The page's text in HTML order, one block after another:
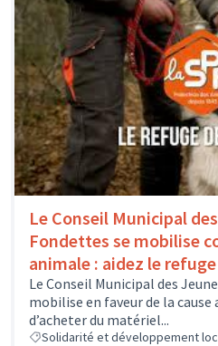
Le Conseil Municipal
Fondettes se mobilise
animale : aidez le
Le Conseil Municipal des
mobilise en faveur de la
d’acheter du matériel...
Solidarité et développement